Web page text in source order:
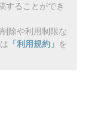
することができ
除や利用制限な
「利用規約」 を